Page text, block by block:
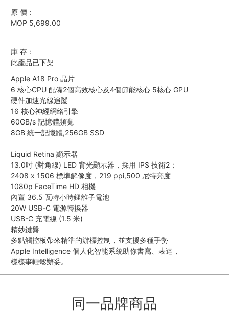
原 價：
MOP 5,699.00
庫 存：
此產品已下架
Apple A18 Pro 晶片
6 核心CPU 配備2個高效核心及4個節能核心 5核心 GPU
硬件加速光線追蹤
16 核心神經網絡引擎
60GB/s 記憶體頻寬
8GB 統一記憶體,256GB SSD
Liquid Retina 顯示器
13.0吋 (對角線) LED 背光顯示器，採用 IPS 技術2；
2408 x 1506 標準解像度，219 ppi,500 尼特亮度
1080p FaceTime HD 相機
內置 36.5 瓦特小時鋰離子電池
20W USB-C 電源轉換器
USB-C 充電線 (1.5 米)
精妙鍵盤
多點觸控板帶來精準的游標控制，並支援多種手勢
Apple Intelligence 個人化智能系統助你書寫、表達，
樣樣事輕鬆辦妥。
同一品牌商品